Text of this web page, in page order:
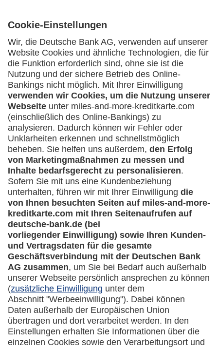
Service
Häufige Fragen
Downloadcenter
Kontakt
Mehr
Kreditkarten-Banking
miles-and-more.com
lufthansa.com
Rechtliches
Impressum
Datenschutz
Cookie Einstellungen
Vertrag widerrufen